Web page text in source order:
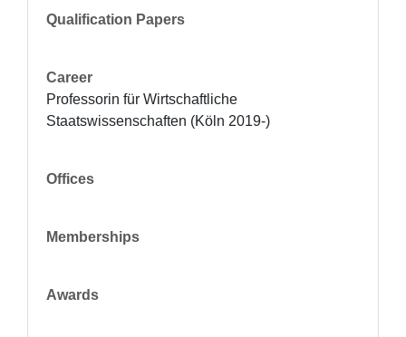
Qualification Papers
Career
Professorin für Wirtschaftliche
Staatswissenschaften (Köln 2019-)
Offices
Memberships
Awards